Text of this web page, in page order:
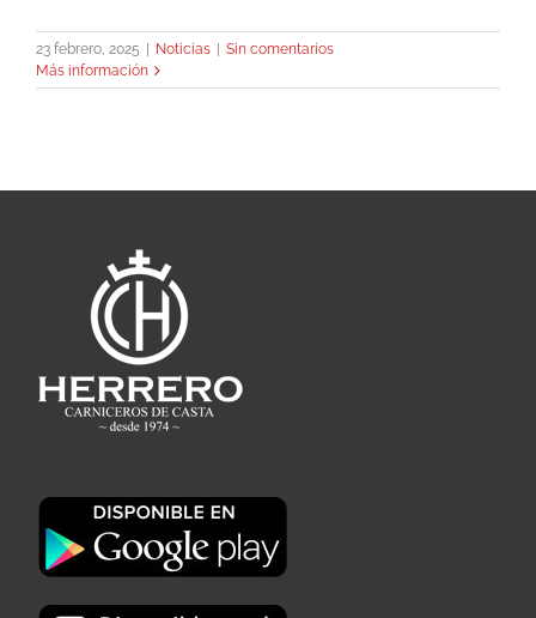
23 febrero, 2025 Noticias
Sin comentarios
Más información